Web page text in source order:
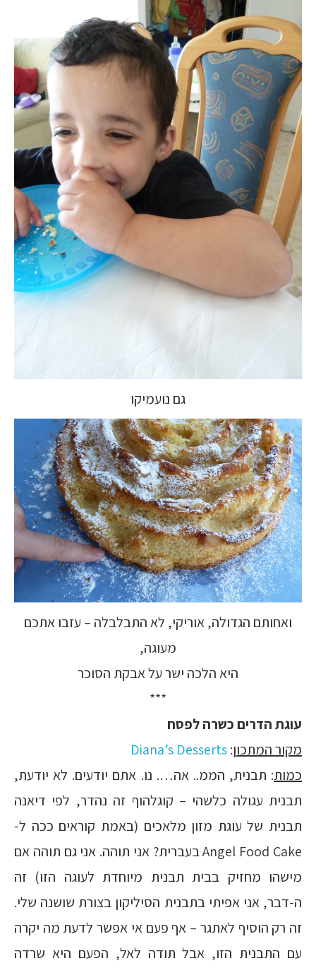
גם נועמיקו
ואחותם הגדולה, אוריקי, לא התבלבלה – עזבו אתכם
מעוגה,
היא הלכה ישר על אבקת הסוכר
***
עוגת הדרים כשרה לפסח
מקור המתכון:
Diana’s Desserts
כמות: תבנית, הממ.. אה…. נו. אתם יודעים. לא יודעת,
תבנית עגולה כלשהי – קוגלהוף זה נהדר, לפי דיאנה
תבנית של עוגת מזון מלאכים (באמת קוראים ככה ל-
Angel Food Cake בעברית? אני תוהה. אני גם תוהה אם
מישהו מחזיק בבית תבנית מיוחדת לעוגה הזו) זה
ה-דבר, אני אפיתי בתבנית הסיליקון בצורת שושנה שלי.
זה רק הוסיף לאתגר – אף פעם אי אפשר לדעת מה יקרה
עם התבנית הזו, אבל תודה לאל, הפעם היא שרדה